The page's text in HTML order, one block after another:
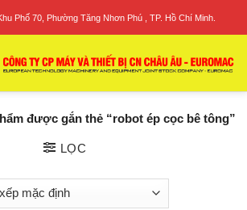
Phố 70, Phường Tăng Nhơn Phú , TP. Hồ Chí Minh.
được gắn thẻ “robot ép cọc bê tông”
LỌC